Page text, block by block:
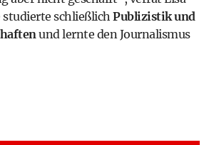
studierte schließlich Publizistik und
und lernte den Journalismus